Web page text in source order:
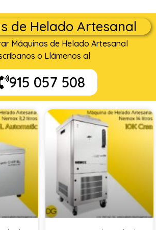
de Helado Artesanal
Máquinas de Helado Artesanal
o Llámenos al
915 057 508